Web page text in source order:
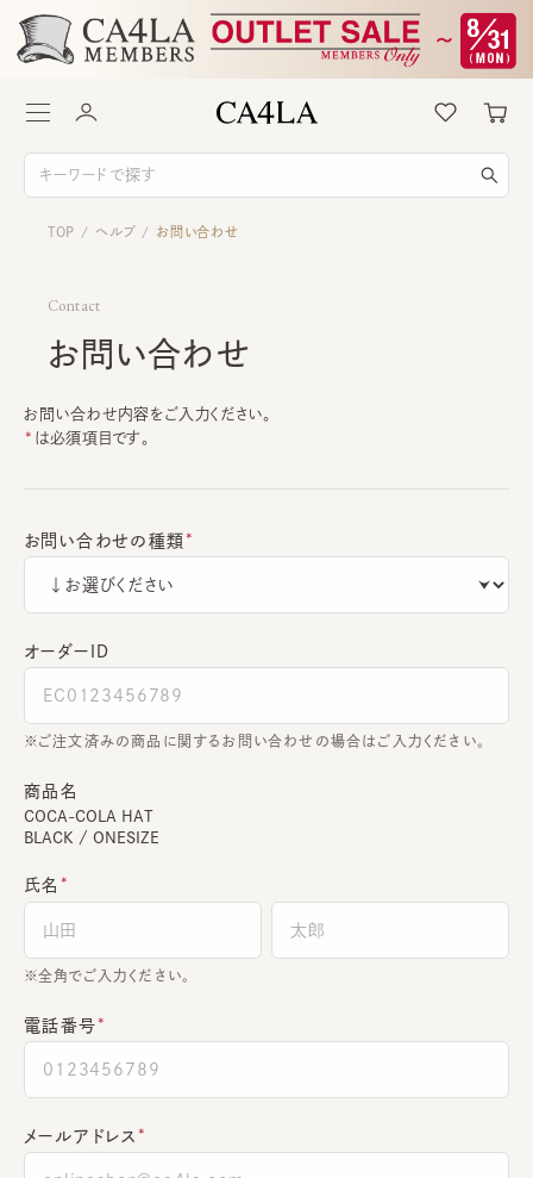
TOP / ヘルプ / お問い合わせ
Contact
お問い合わせ
お問い合わせ内容をご入力ください。
は必須項目です。
お問い合わせの種類
オーダーＩＤ
ご注文済みの商品に関するお問い合わせの場合はご入力ください。
商品名
COCA-COLA HAT
BLACK / ONESIZE
氏名
全角でご入力ください。
電話番号
メールアドレス